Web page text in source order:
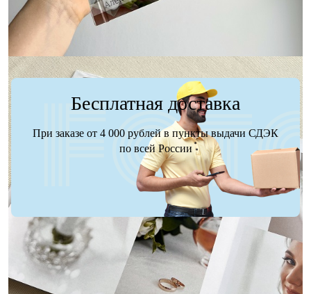
Бесплатная доставка
При заказе от 4 000 рублей в пункты выдачи СДЭК
по всей России